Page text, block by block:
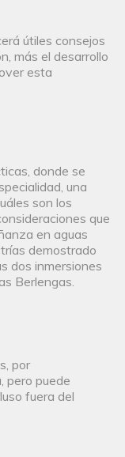
útiles consejos
más el desarrollo
esta
donde se
una
son los
que
en aguas
demostrado
dos inmersiones
Berlengas.
por
pero puede
fuera del